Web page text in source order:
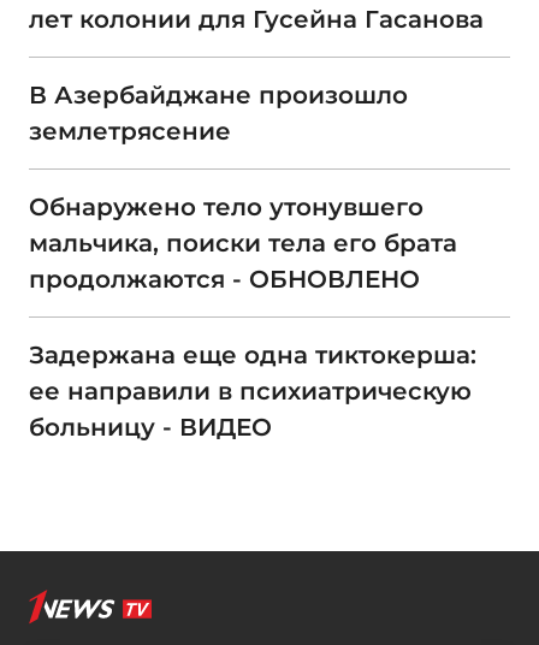
лет колонии для Гусейна Гасанова
В Азербайджане произошло
землетрясение
Обнаружено тело утонувшего
мальчика, поиски тела его брата
продолжаются - ОБНОВЛЕНО
Задержана еще одна тиктокерша:
ее направили в психиатрическую
больницу - ВИДЕО